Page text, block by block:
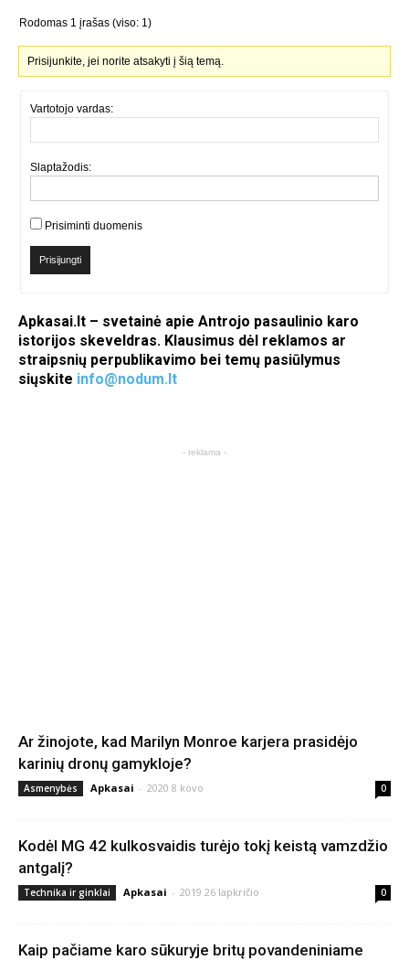
Rodomas 1 įrašas (viso: 1)
Prisijunkite, jei norite atsakyti į šią temą.
Vartotojo vardas:
Slaptažodis:
Prisiminti duomenis
Prisijungti
Apkasai.lt – svetainė apie Antrojo pasaulinio karo
istorijos skeveldras. Klausimus dėl reklamos ar
straipsnių perpublikavimo bei temų pasiūlymus
siųskite info@nodum.lt
- reklama -
Ar žinojote, kad Marilyn Monroe karjera prasidėjo
karinių dronų gamykloje?
Asmenybės Apkasai - 2020 8 kovo 0
Kodėl MG 42 kulkosvaidis turėjo tokį keistą vamzdžio
antgalį?
Technika ir ginklai Apkasai - 2019 26 lapkričio 0
Kaip pačiame karo sūkuryje britų povandeniniame